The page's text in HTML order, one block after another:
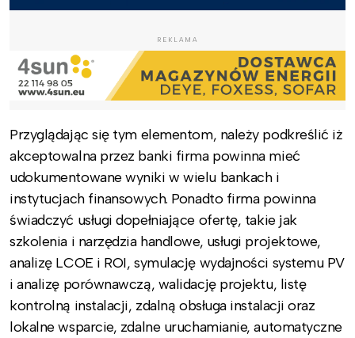
REKLAMA
Przyglądając się tym elementom, należy podkreślić iż
akceptowalna przez banki firma powinna mieć
udokumentowane wyniki w wielu bankach i
instytucjach finansowych. Ponadto firma powinna
świadczyć usługi dopełniające ofertę, takie jak
szkolenia i narzędzia handlowe, usługi projektowe,
analizę LCOE i ROI, symulację wydajności systemu PV
i analizę porównawczą, walidację projektu, listę
kontrolną instalacji, zdalną obsługa instalacji oraz
lokalne wsparcie, zdalne uruchamianie, automatyczne